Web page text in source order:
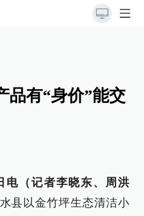
品有“身价”能交
电（记者李晓东、周洪
县以金竹坪生态清洁小